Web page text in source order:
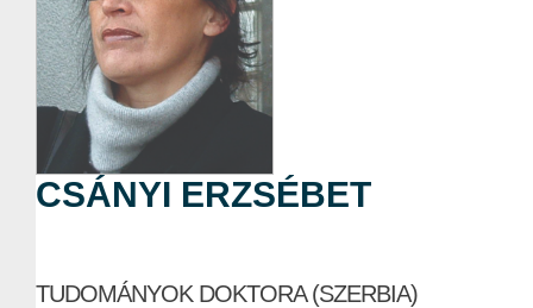
CSÁNYI ERZSÉBET
TUDOMÁNYOK DOKTORA (SZERBIA)